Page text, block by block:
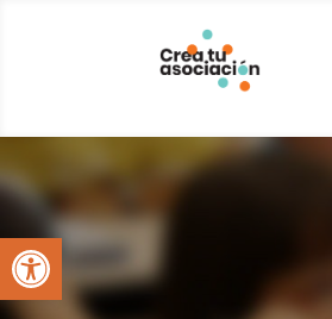
Abrir barra de herramientas